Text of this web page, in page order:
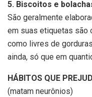
5. Biscoitos e
São geralmente
em suas etiquetas são
como livres de
ainda, só que em
HÁBITOS QUE
(matam neurônios)